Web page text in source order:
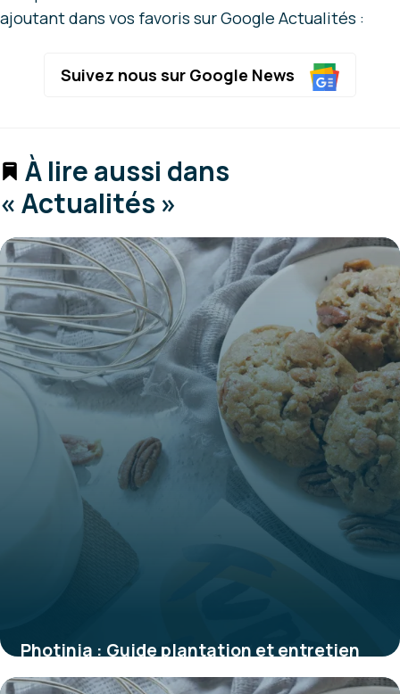
ajoutant dans vos favoris sur Google Actualités :
Suivez nous sur Google News
À lire aussi dans
« Actualités »
Photinia : Guide plantation et entretien
2 juin 2026